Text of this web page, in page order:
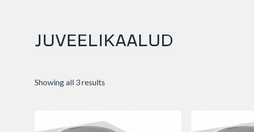
JUVEELIKAALUD
Showing all 3 results